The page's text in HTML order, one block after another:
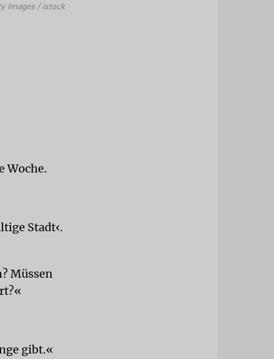
Images / istock
Woche.
Stadt‹.
Müssen
gibt.«